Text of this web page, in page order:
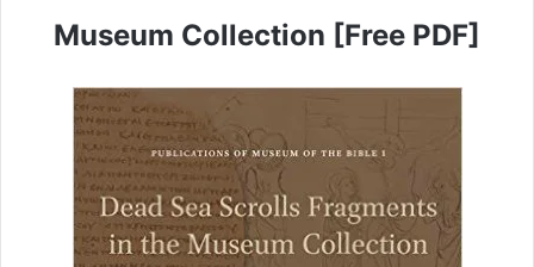
Museum Collection [Free PDF]